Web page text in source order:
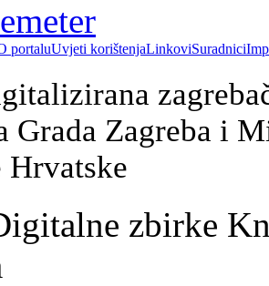
portaluUvjeti korištenjaLinkoviSuradnici
Grada Zagreba i
Hrvatske
zbirke